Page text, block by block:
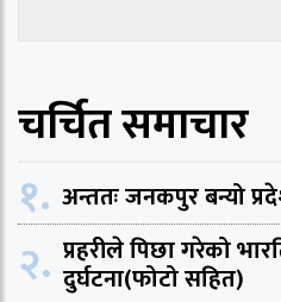
चर्चित समाचार
१. अन्ततः जनकपुर बन्यो
२. प्रहरीले पिछा गरेको
दुर्घटना(फोटो सहित)